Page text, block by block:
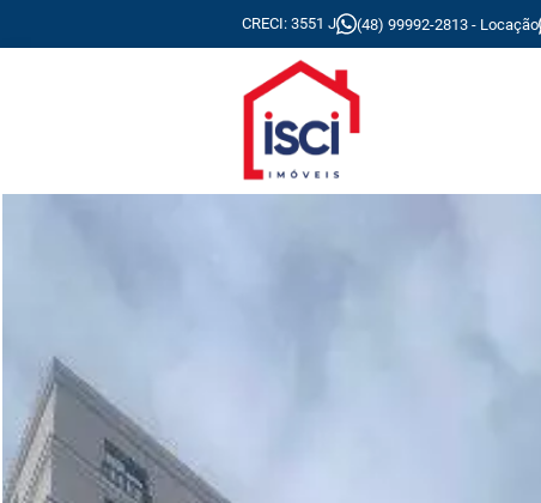
CRECI: 3551 J (48) 99992-2813 - Locação